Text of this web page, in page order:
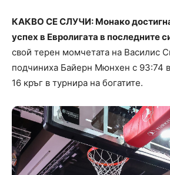
КАКВО СЕ СЛУЧИ: Монако
успех в Евролигата в последните
свой терен момчетата на Василис
подчиниха Байерн Мюнхен с 93:74
16 кръг в турнира на богатите.